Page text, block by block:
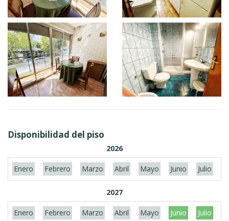
Disponibilidad del piso
2026
Enero Febrero Marzo Abril Mayo Junio Julio
2027
Enero Febrero Marzo Abril Mayo Junio Julio